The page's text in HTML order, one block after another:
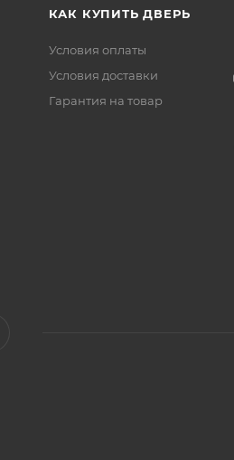
КАК КУПИТЬ ДВЕРЬ
Условия оплаты
Условия доставки
Гарантия на товар